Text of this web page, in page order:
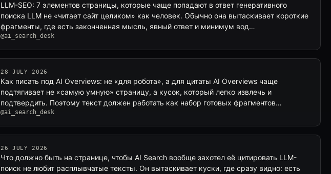
LLM-SEO: 7 элементов страницы, которые чаще попадают в ответ генеративного
поиска LLM не «читает сайт целиком» как человек. Обычно она вытаскивает короткие
фрагменты, где есть законченная мысль, явный ответ и минимум вод…
@ai_search_desk
28 JULY 2026
Как писать под AI Overviews: не «для робота», а для цитаты AI Overviews чаще
подтягивает не «самую умную» страницу, а кусок, который легко извлечь и
подтвердить. Поэтому текст должен работать как набор готовых фрагментов…
@ai_search_desk
26 JULY 2026
Что должно быть на странице, чтобы AI Search вообще захотел её цитировать LLM-
поиск не любит расплывчатые тексты. Он вытаскивает куски, где сразу видно: есть